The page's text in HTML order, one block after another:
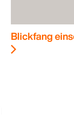
Blickfang